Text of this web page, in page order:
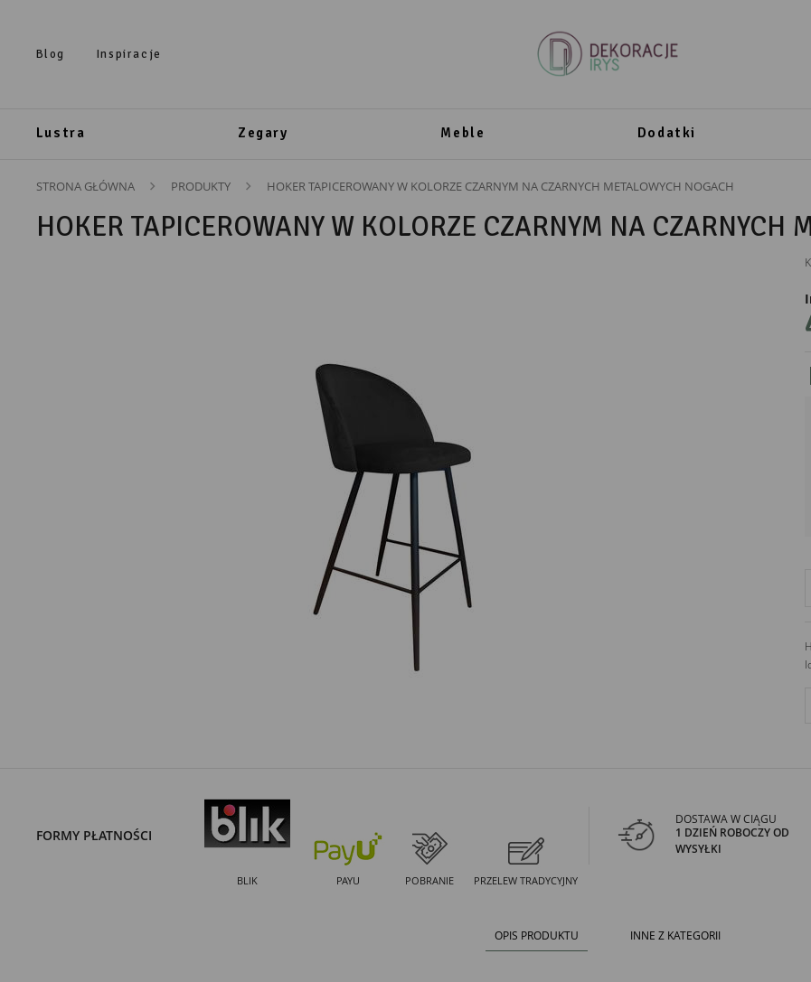
Blog Inspiracje
Lustra Zegary Meble Dodatki
STRONA GŁÓWNA PRODUKTY HOKER TAPICEROWANY W KOLORZE CZARNYM NA CZARNYCH METALOWYCH NOGACH
HOKER TAPICEROWANY W KOLORZE CZARNYM NA CZARNYCH
FORMY PŁATNOŚCI
BLIK PAYU POBRANIE PRZELEW TRADYCYJNY
DOSTAWA W CIĄGU
1 DZIEŃ ROBOCZY OD
WYSYŁKI
OPIS PRODUKTU INNE Z KATEGORII